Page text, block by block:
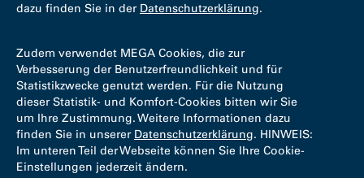
dazu finden Sie in der Datenschutzerklärung.
Zudem verwendet MEGA Cookies, die zur
Verbesserung der Benutzerfreundlichkeit und für
Statistikzwecke genutzt werden. Für die Nutzung
dieser Statistik- und Komfort-Cookies bitten wir Sie
um Ihre Zustimmung. Weitere Informationen dazu
finden Sie in unserer Datenschutzerklärung. HINWEIS:
Im unteren Teil der Webseite können Sie Ihre Cookie-
Einstellungen jederzeit ändern.